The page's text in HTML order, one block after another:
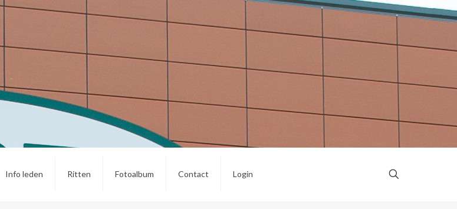
Info leden Ritten Fotoalbum Contact Login